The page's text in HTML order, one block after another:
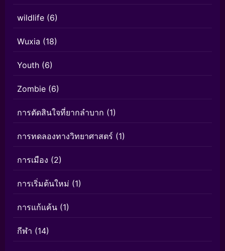
wildlife (6)
Wuxia (18)
Youth (6)
Zombie (6)
การตัดสินใจที่ยากลำบาก (1)
การทดลองทางวิทยาศาสตร์ (1)
การเมือง (2)
การเริ่มต้นใหม่ (1)
การแก้แค้น (1)
กีฬา (14)